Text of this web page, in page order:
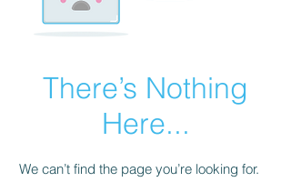
There’s Nothing
Here...
We can’t find the page you’re looking for.